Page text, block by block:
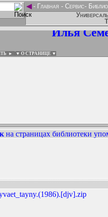
◄- Главная - Сервис-
Илья
► ▼ О СТРАНИЦЕ ▼
на страницах библиотеки